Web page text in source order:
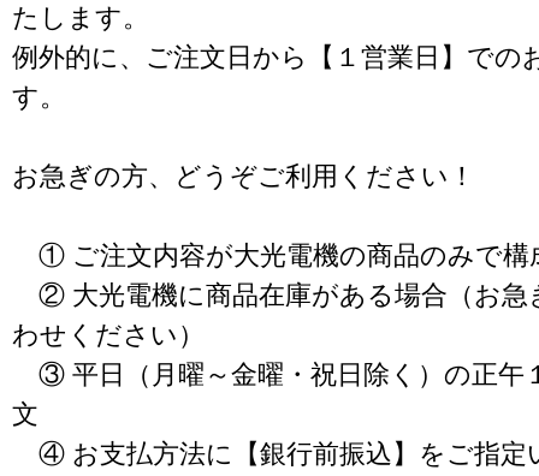
たします。
例外的に、ご注文日から【１営業日】での
す。
お急ぎの方、どうぞご利用ください！
① ご注文内容が大光電機の商品のみで構
② 大光電機に商品在庫がある場合（お急
わせください）
③ 平日（月曜～金曜・祝日除く）の正午
文
④ お支払方法に【銀行前振込】をご指定